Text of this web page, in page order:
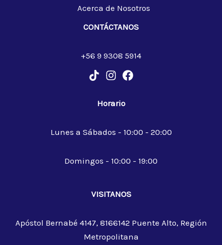
Acerca de Nosotros
CONTÁCTANOS
+56 9 9308 5914
Horario
Lunes a Sábados - 10:00 - 20:00
Domingos - 10:00 - 19:00
VISITANOS
Apóstol Bernabé 4147, 8166142 Puente Alto, Región
Metropolitana